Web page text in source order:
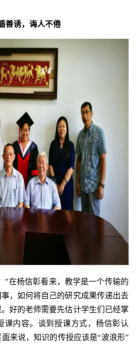
善诱，诲人不倦
”在杨信彰看来，教学是一个传输的
，如何将自己的研究成果传递出去
好的老师需要先估计学生们已经掌
课内容。谈到授课方式，杨信彰认
来说，知识的传授应该是“波浪形”